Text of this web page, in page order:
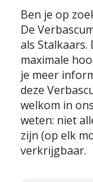
Ben je op
De
als Stalkaars.
maximale
je meer
deze
welkom in
weten: niet
zijn (op elk
verkrijgbaar.